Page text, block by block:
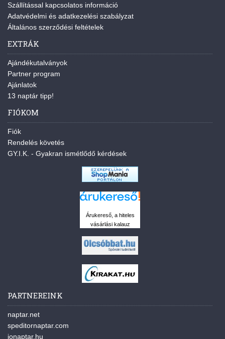
Szállítással kapcsolatos információ
Adatvédelmi és adatkezelési szabályzat
Általános szerződési feltételek
EXTRÁK
Ajándékutalványok
Partner program
Ajánlatok
13 naptár tipp!
FIÓKOM
Fiók
Rendelés követés
GY.I.K. - Gyakran ismétlődő kérdések
Árukereső, a hiteles
vásárlási kalauz
PARTNEREINK
naptar.net
speditornaptar.com
jonaptar.hu